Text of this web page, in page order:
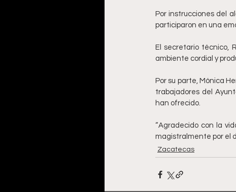
Por instrucciones del
participaron en una
El secretario técnico,
ambiente cordial y
Por su parte, Mónica
trabajadores del
han ofrecido.
“Agradecido con la
magistralmente por el
Zacatecas